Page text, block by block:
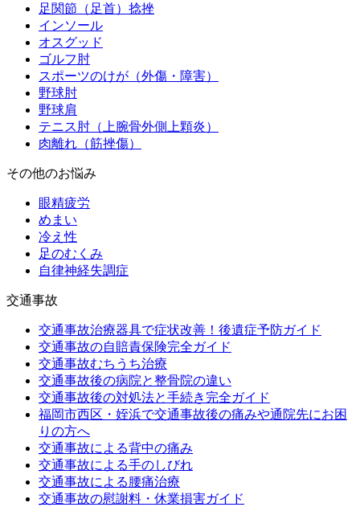
足関節（足首）捻挫
インソール
オスグッド
ゴルフ肘
スポーツのけが（外傷・障害）
野球肘
野球肩
テニス肘（上腕骨外側上顆炎）
肉離れ（筋挫傷）
その他のお悩み
眼精疲労
めまい
冷え性
足のむくみ
自律神経失調症
交通事故
交通事故治療器具で症状改善！後遺症予防ガイド
交通事故の自賠責保険完全ガイド
交通事故むちうち治療
交通事故後の病院と整骨院の違い
交通事故後の対処法と手続き完全ガイド
福岡市西区・姪浜で交通事故後の痛みや通院先にお困
りの方へ
交通事故による背中の痛み
交通事故による手のしびれ
交通事故による腰痛治療
交通事故の慰謝料・休業損害ガイド